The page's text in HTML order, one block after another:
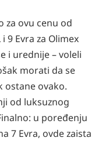
za ovu cenu od
i 9 Evra za Olimex
i urednije – voleli
morati da se
ostane ovako.
od luksuznog
u poređenju
7 Evra, ovde zaista